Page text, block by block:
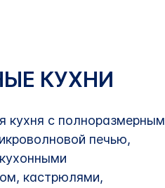
КУХНИ
кухня с полноразмерным
печью,
кастрюлями,